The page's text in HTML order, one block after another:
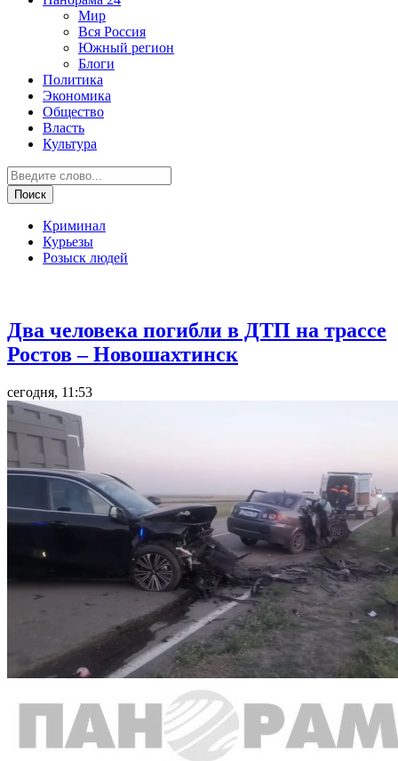
Мир
Вся Россия
Южный регион
Блоги
Политика
Экономика
Общество
Власть
Культура
Криминал
Курьезы
Розыск людей
Два человека погибли в ДТП на трассе
Ростов – Новошахтинск
сегодня, 11:53